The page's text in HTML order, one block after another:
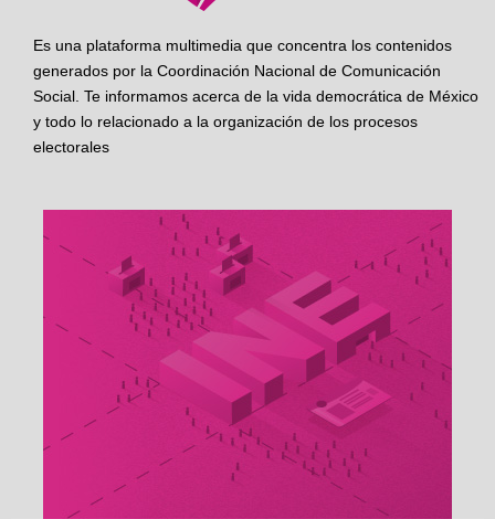
Es una plataforma multimedia que concentra los contenidos
generados por la Coordinación Nacional de Comunicación
Social. Te informamos acerca de la vida democrática de México
y todo lo relacionado a la organización de los procesos
electorales